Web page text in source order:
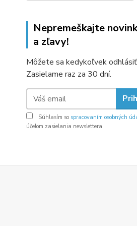
Nepremeškajte
a zľavy!
Môžete sa kedykoľvek
Zasielame raz za 30 dní.
Súhlasím so spracovaním osobných
účelom zasielania newslettera.